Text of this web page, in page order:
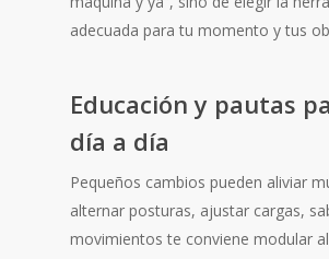
adecuada para tu momento y tus
Educación y pautas
día a día
Pequeños cambios pueden aliviar
alternar posturas, ajustar cargas,
movimientos te conviene modular